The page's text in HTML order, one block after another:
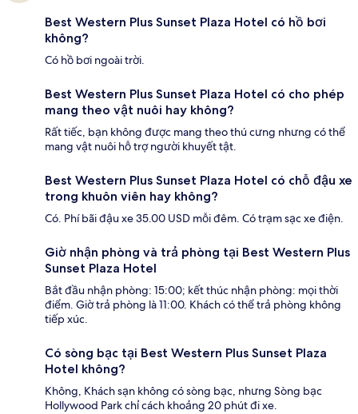
Best Western Plus Sunset Plaza Hotel có hồ bơi
không?
Có hồ bơi ngoài trời.
Best Western Plus Sunset Plaza Hotel có cho phép
mang theo vật nuôi hay không?
Rất tiếc, bạn không được mang theo thú cưng nhưng có thể
mang vật nuôi hỗ trợ người khuyết tật.
Best Western Plus Sunset Plaza Hotel có chỗ đậu xe
trong khuôn viên hay không?
Có. Phí bãi đậu xe 35.00 USD mỗi đêm. Có trạm sạc xe điện.
Giờ nhận phòng và trả phòng tại Best Western Plus
Sunset Plaza Hotel
Bắt đầu nhận phòng: 15:00; kết thúc nhận phòng: mọi thời
điểm. Giờ trả phòng là 11:00. Khách có thể trả phòng không
tiếp xúc.
Có sòng bạc tại Best Western Plus Sunset Plaza
Hotel không?
Không, Khách sạn không có sòng bạc, nhưng Sòng bạc
Hollywood Park chỉ cách khoảng 20 phút đi xe.